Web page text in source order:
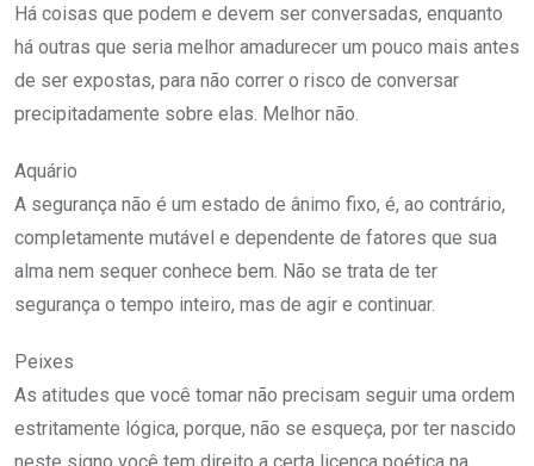
Há coisas que podem e devem ser conversadas, enquanto
há outras que seria melhor amadurecer um pouco mais antes
de ser expostas, para não correr o risco de conversar
precipitadamente sobre elas. Melhor não.
Aquário
A segurança não é um estado de ânimo fixo, é, ao contrário,
completamente mutável e dependente de fatores que sua
alma nem sequer conhece bem. Não se trata de ter
segurança o tempo inteiro, mas de agir e continuar.
Peixes
As atitudes que você tomar não precisam seguir uma ordem
estritamente lógica, porque, não se esqueça, por ter nascido